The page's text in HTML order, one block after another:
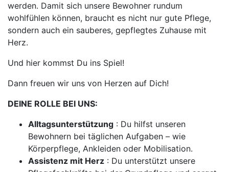
werden. Damit sich unsere Bewohner rundum
wohlfühlen können, braucht es nicht nur gute Pflege,
sondern auch ein sauberes, gepflegtes Zuhause mit
Herz.
Und hier kommst Du ins Spiel!
Dann freuen wir uns von Herzen auf Dich!
DEINE ROLLE BEI UNS:
Alltagsunterstützung : Du hilfst unseren
Bewohnern bei täglichen Aufgaben – wie
Körperpflege, Ankleiden oder Mobilisation.
Assistenz mit Herz : Du unterstützt unsere